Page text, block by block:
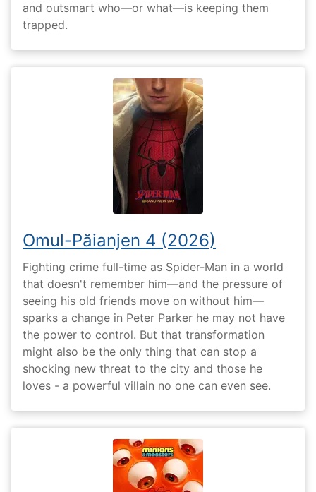
and outsmart who—or what—is keeping them
trapped.
Omul-Păianjen 4 (2026)
Fighting crime full-time as Spider-Man in a world
that doesn't remember him—and the pressure of
seeing his old friends move on without him—
sparks a change in Peter Parker he may not have
the power to control. But that transformation
might also be the only thing that can stop a
shocking new threat to the city and those he
loves - a powerful villain no one can even see.